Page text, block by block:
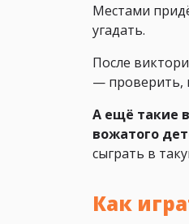
Местами
угадать.
После
— проверить,
А ещё такие
вожатого
сыграть в
Как